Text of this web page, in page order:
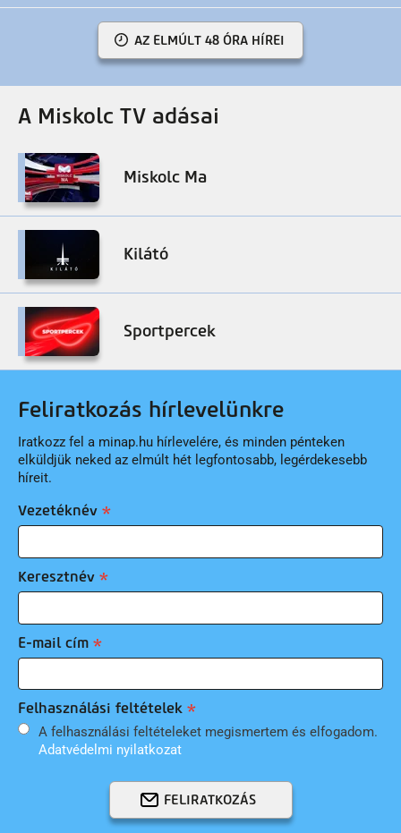
AZ ELMÚLT 48 ÓRA HÍREI
A Miskolc TV adásai
Miskolc Ma
Kilátó
Sportpercek
Feliratkozás hírlevelünkre
Iratkozz fel a minap.hu hírlevelére, és minden pénteken
elküldjük neked az elmúlt hét legfontosabb, legérdekesebb
híreit.
Vezetéknév
Keresztnév
E-mail cím
Felhasználási feltételek
A felhasználási feltételeket megismertem és elfogadom.
Adatvédelmi nyilatkozat
FELIRATKOZÁS